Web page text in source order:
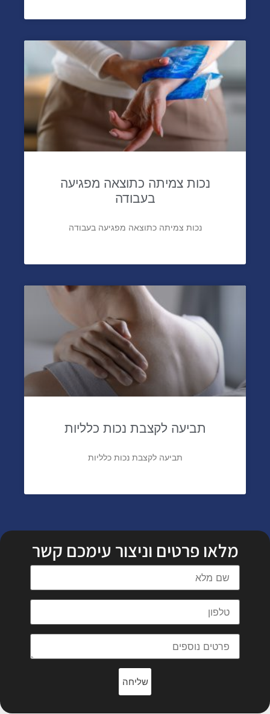
נכות צמיתה כתוצאה מפגיעה
בעבודה
נכות צמיתה כתוצאה מפגיעה בעבודה
תביעה לקצבת נכות כלליות
תביעה לקצבת נכות כלליות
מלאו פרטים וניצור עימכם קשר
שליחה